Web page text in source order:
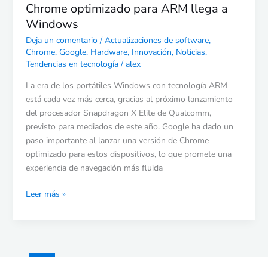
Chrome optimizado para ARM llega a
Windows
Deja un comentario / Actualizaciones de software,
Chrome, Google, Hardware, Innovación, Noticias,
Tendencias en tecnología/ alex
La era de los portátiles Windows con tecnología ARM
está cada vez más cerca, gracias al próximo lanzamiento
del procesador Snapdragon X Elite de Qualcomm,
previsto para mediados de este año. Google ha dado un
paso importante al lanzar una versión de Chrome
optimizado para estos dispositivos, lo que promete una
experiencia de navegación más fluida
Leer más »